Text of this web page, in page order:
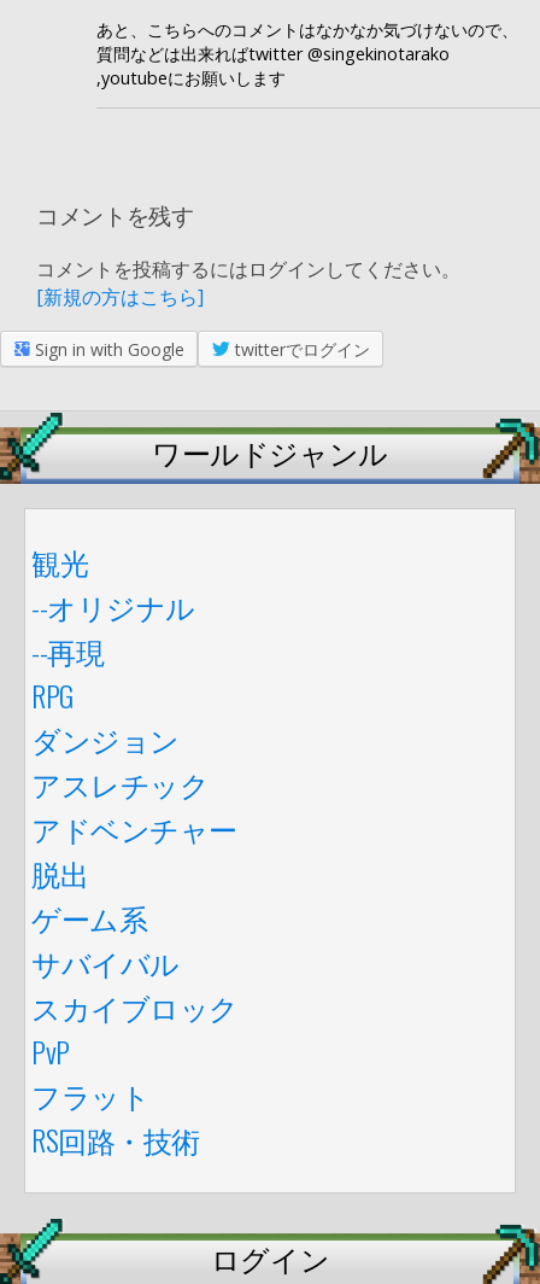
あと、こちらへのコメントはなかなか気づけないので、
質問などは出来ればtwitter @singekinotarako
,youtubeにお願いします
コメントを残す
コメントを投稿するにはログインしてください。
[新規の方はこちら]
Sign in with Google twitterでログイン
ワールドジャンル
観光
--オリジナル
--再現
RPG
ダンジョン
アスレチック
アドベンチャー
脱出
ゲーム系
サバイバル
スカイブロック
PvP
フラット
RS回路・技術
ログイン